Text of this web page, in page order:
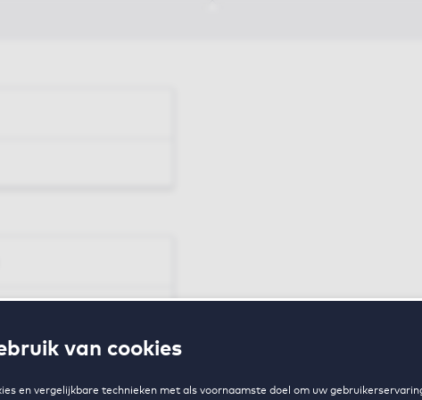
van cookies
en vergelijkbare technieken met als voornaamste doel om uw